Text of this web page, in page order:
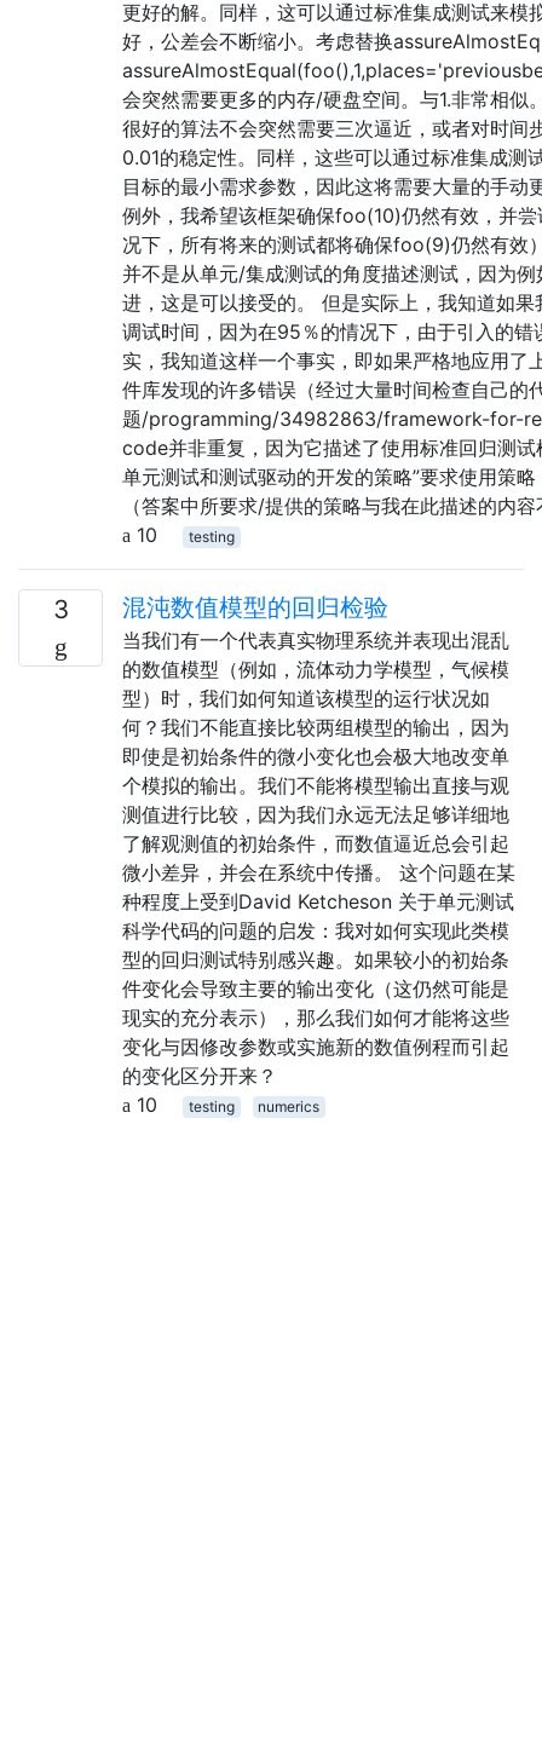
更好的解。同样，这可以通过标准集成测试来模
好，公差会不断缩小。考虑替换
会突然需要更多的内存/硬盘空间。与1.非常相似
很好的算法不会突然需要三次逼近，或者对时间
0.01的稳定性。同样，这些可以通过标准集成测
目标的最小需求参数，因此这将需要大量的手
例外，我希望该框架确保foo(10)仍然有效，并
况下，所有将来的测试都将确保foo(9)仍然有效
并不是从单元/集成测试的角度描述测试，因为
进，这是可以接受的。 但是实际上，我知道如
调试时间，因为在95％的情况下，由于引入的
实，我知道这样一个事实，即如果严格地应用了
件库发现的许多错误（经过大量时间检查自己的
题/programming/34982863/framework-for-
code并非重复，因为它描述了使用标准回归测
单元测试和测试驱动的开发的策略”要求使用策
（答案中所要求/提供的策略与我在此描述的内
10
testing
3 混沌数值模型的回归检验
当我们有一个代表真实物理系统并表现出混乱
的数值模型（例如，流体动力学模型，气候模
型）时，我们如何知道该模型的运行状况如
何？我们不能直接比较两组模型的输出，因为
即使是初始条件的微小变化也会极大地改变单
个模拟的输出。我们不能将模型输出直接与观
测值进行比较，因为我们永远无法足够详细地
了解观测值的初始条件，而数值逼近总会引起
微小差异，并会在系统中传播。 这个问题在某
种程度上受到David Ketcheson 关于单元测试
科学代码的问题的启发：我对如何实现此类模
型的回归测试特别感兴趣。如果较小的初始条
件变化会导致主要的输出变化（这仍然可能是
现实的充分表示），那么我们如何才能将这些
变化与因修改参数或实施新的数值例程而引起
的变化区分开来？
10
testing numerics